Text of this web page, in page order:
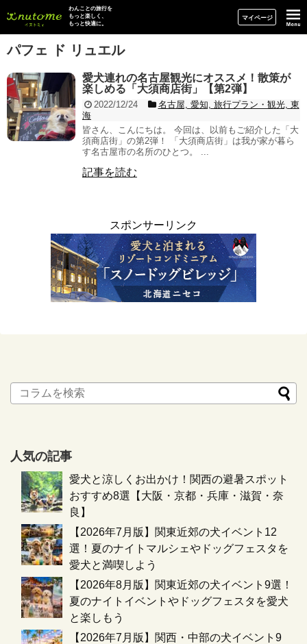
イヌトミィ
わんことの旅行を
もっと楽しく、
もっと快適に。
マイページ
パフェ ド リュエル
愛犬連れの名古屋観光にオススメ！散策が
楽しめる「大須商店街」【第2弾】
2022/12/24
名古屋, 愛知, 旅行プラン・観光, 東
海
皆さん、こんにちは。 今回は、以前もご紹介した「大
須商店街」の第2弾！ 「大須商店街」は我が家が暮ら
す名古屋市の名所のひとつ。 ...
記事を読む
スポンサーリンク
人気の記事
愛犬と涼しくお出かけ！関西の避暑スポット
おすすめ8選【大阪・京都・兵庫・滋賀・奈
良】
【2026年7月版】関東近郊の犬イベント12
選！夏のナイトマルシェやドッグフェスタを
愛犬と満喫しよう
【2026年8月版】関東近郊の犬イベント9選！
夏のナイトイベントやドッグフェスタを愛犬
と楽しもう
【2026年7月版】関西・中部の犬イベント9